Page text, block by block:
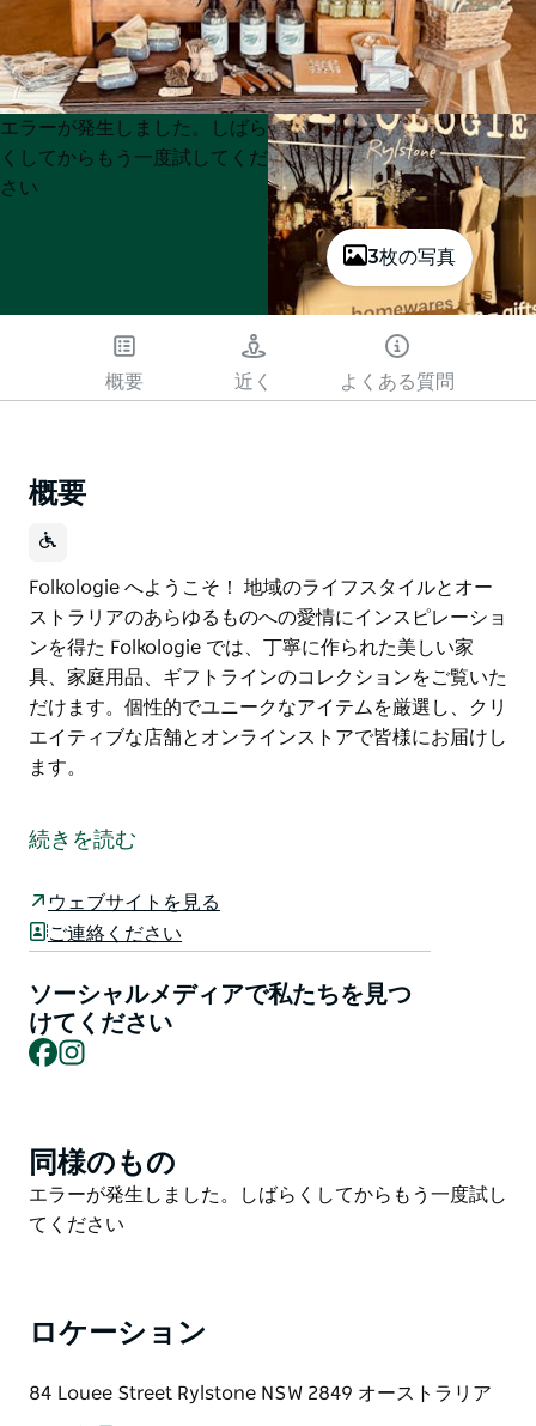
3枚の写真
Product
List
Product
List
エラーが発生しました。しばら
くしてからもう一度試してくだ
さい
概要 近く よくある質問
概要
Folkologie へようこそ！ 地域のライフスタイルとオー
ストラリアのあらゆるものへの愛情にインスピレーショ
ンを得た Folkologie では、丁寧に作られた美しい家
具、家庭用品、ギフトラインのコレクションをご覧いた
だけます。個性的でユニークなアイテムを厳選し、クリ
エイティブな店舗とオンラインストアで皆様にお届けし
ます。
地域のライフスタイルとオーストラリアのあらゆるもの
は、丁寧に作られた美しい家具、家庭用品、ギフトライ
ンのコレクションをご覧いただけます。個性的でユニー
インストアで皆様にお届けします。
続きを読む
ウェブサイトを見る
ご連絡ください
ソーシャルメディアで私たちを見つ
けてください
Facebook
Product
List
同様のもの
Product
List
エラーが発生しました。しばらくしてからもう一度試し
てください
ロケーション
84 Louee Street Rylstone NSW 2849 オーストラリア